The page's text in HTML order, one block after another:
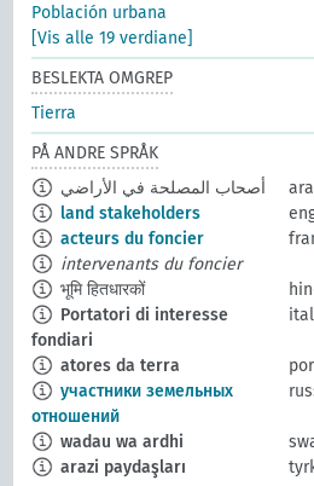
Población urbana
[Vis alle 19 verdiane]
BESLEKTA OMGREP
Tierra
PÅ ANDRE SPRÅK
أصحاب المصلحة في الأراضي
land stakeholders
acteurs du foncier
intervenants du foncier
भूमि हितधारकों
Portatori di interesse
fondiari
atores da terra
участники земельных
отношений
wadau wa ardhi
arazi paydaşları